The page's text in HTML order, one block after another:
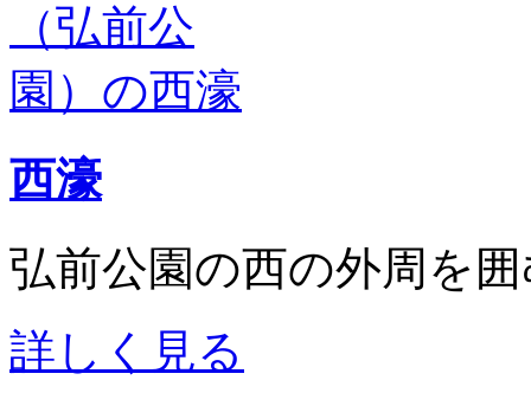
西濠
弘前公園の西の外周を
詳しく見る